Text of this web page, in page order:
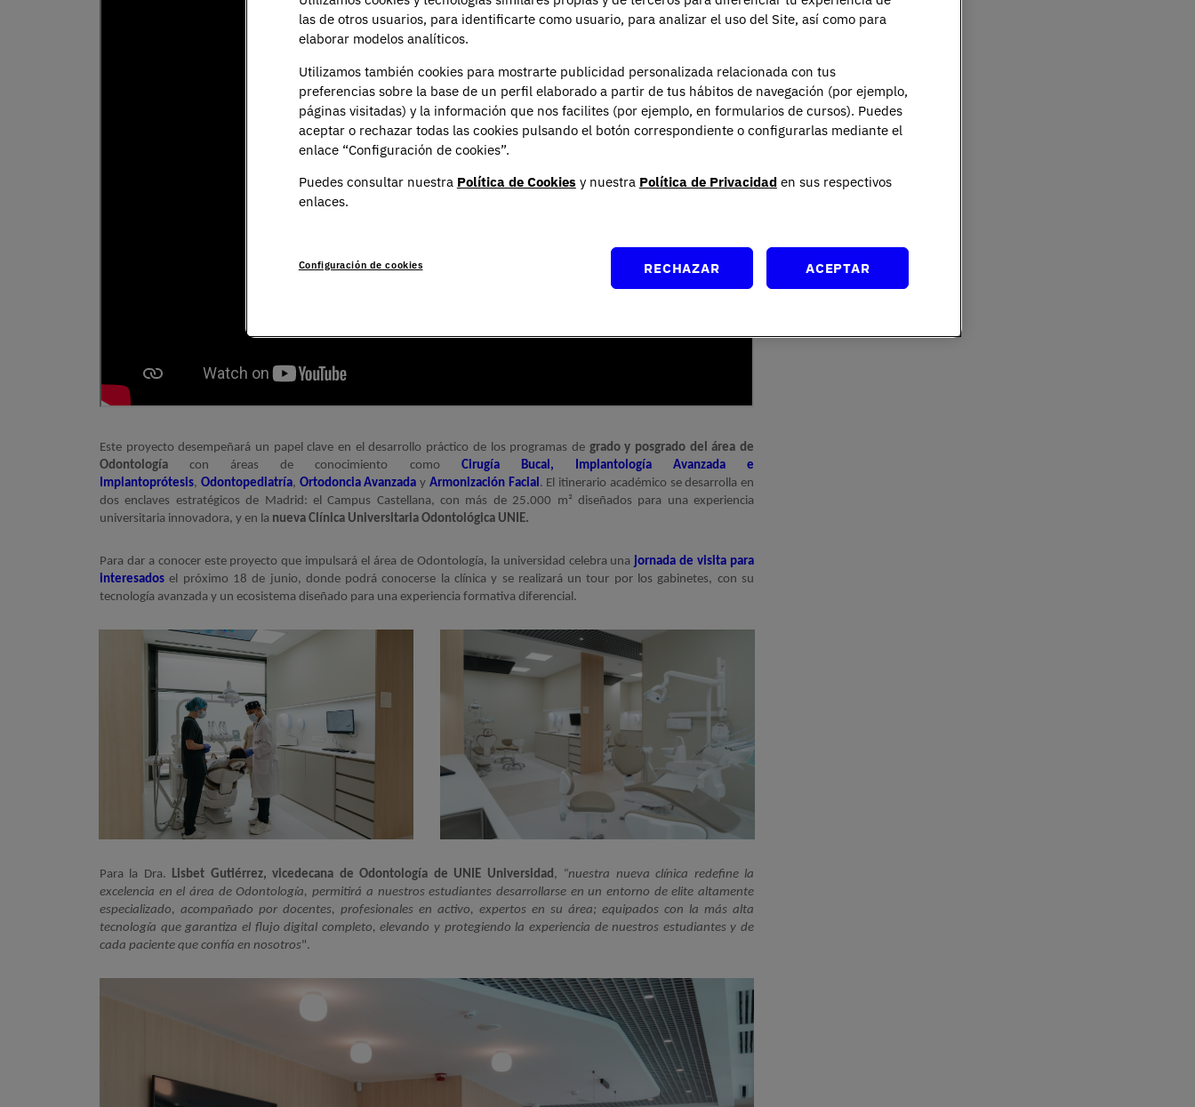
Este proyecto desempeñará un papel clave en el desarrollo práctico de los programas de grado y posgrado del área de
Odontología con áreas de conocimiento como Cirugía Bucal, Implantología Avanzada e
Implantoprótesis, Odontopediatría, Ortodoncia Avanzada y Armonización Facial. El itinerario académico se desarrolla en
dos enclaves estratégicos de Madrid: el Campus Castellana, con más de 25.000 m² diseñados para una experiencia
universitaria innovadora, y en la nueva Clínica Universitaria Odontológica UNIE.
Para dar a conocer este proyecto que impulsará el área de Odontología, la universidad celebra una jornada de visita para
interesados el próximo 18 de junio, donde podrá conocerse la clínica y se realizará un tour por los gabinetes, con su
tecnología avanzada y un ecosistema diseñado para una experiencia formativa diferencial.
Imagen
Para la Dra. Lisbet Gutiérrez, vicedecana de Odontología de UNIE Universidad, “nuestra nueva clínica redefine la
excelencia en el área de Odontología, permitirá a nuestros estudiantes desarrollarse en un entorno de elite altamente
especializado, acompañado por docentes, profesionales en activo, expertos en su área; equipados con la más alta
tecnología que garantiza el flujo digital completo, elevando y protegiendo la experiencia de nuestros estudiantes y de
cada paciente que confía en nosotros".
las de otros usuarios, para identificarte como usuario, para analizar el uso del Site, así como para
elaborar modelos analíticos.
Utilizamos también cookies para mostrarte publicidad personalizada relacionada con tus
preferencias sobre la base de un perfil elaborado a partir de tus hábitos de navegación (por ejemplo,
páginas visitadas) y la información que nos facilites (por ejemplo, en formularios de cursos). Puedes
aceptar o rechazar todas las cookies pulsando el botón correspondiente o configurarlas mediante el
enlace “Configuración de cookies”.
Puedes consultar nuestra Política de Cookies y nuestra Política de Privacidad en sus respectivos
enlaces.
Configuración de cookies RECHAZAR ACEPTAR